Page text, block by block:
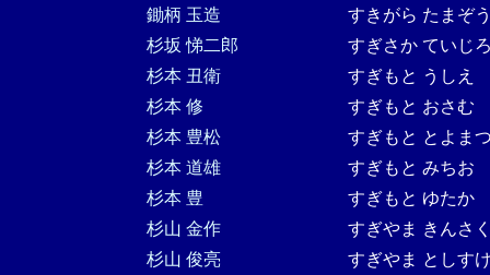
鋤柄 玉造
すきがら たまぞ
杉坂 悌二郎
すぎさか ていじ
杉本 丑衛
すぎもと うしえ
杉本 修
すぎもと おさむ
杉本 豊松
すぎもと とよま
杉本 道雄
すぎもと みちお
杉本 豊
すぎもと ゆたか
杉山 金作
すぎやま きんさ
杉山 俊亮
すぎやま としす